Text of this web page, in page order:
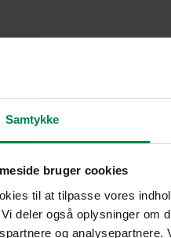
Samtykke
bruger cookies
til at tilpasse vores
deler også oplysninger om
og